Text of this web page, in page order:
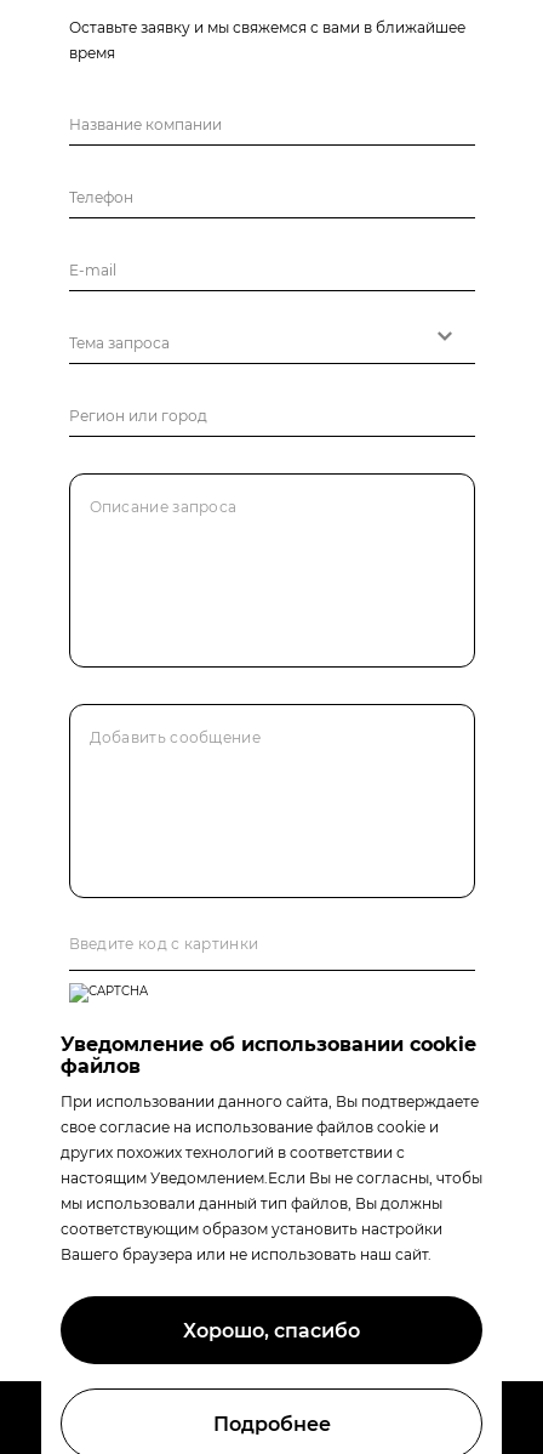
Оставьте заявку и мы свяжемся с вами в ближайшее
время
Название компании
Телефон
E-mail
Тема запроса
Регион или город
* Нажимая "Оставить заявку", Вы даете согласие
на обработку персональных данных
Политика обработки персональных данных
Оставить заявку
Уведомление об использовании cookie
файлов
При использовании данного сайта, Вы подтверждаете
свое согласие на использование файлов cookie и
других похожих технологий в соответствии с
настоящим Уведомлением.Если Вы не согласны, чтобы
мы использовали данный тип файлов, Вы должны
соответствующим образом установить настройки
Вашего браузера или не использовать наш сайт.
Хорошо, спасибо
Подробнее